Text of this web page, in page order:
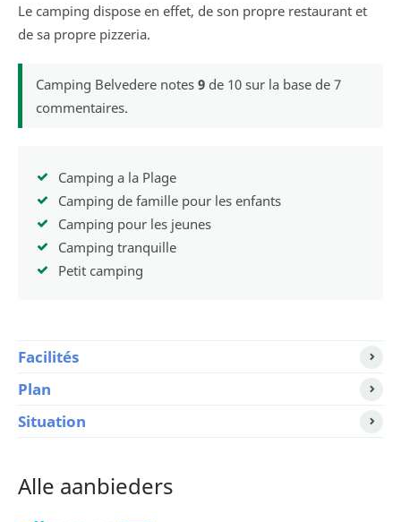
Le camping dispose en effet, de son propre restaurant et
de sa propre pizzeria.
Camping Belvedere notes 9 de 10 sur la base de 7
commentaires.
Camping a la Plage
Camping de famille pour les enfants
Camping pour les jeunes
Camping tranquille
Petit camping
Facilités
Plan
Situation
Alle aanbieders